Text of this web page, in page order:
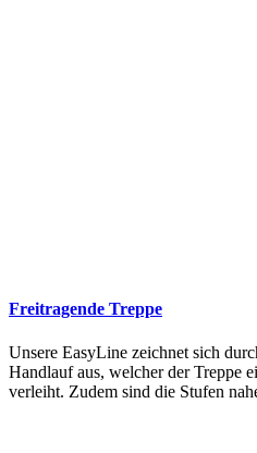
Freitragende Treppe
Unsere EasyLine zeichnet sich
Handlauf aus, welcher der Treppe
verleiht. Zudem sind die Stufen